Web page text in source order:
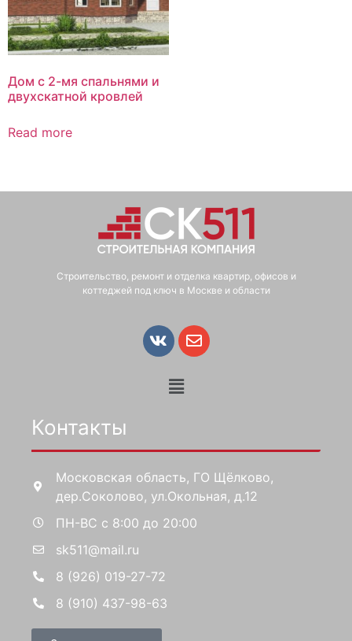
Дом с 2-мя спальнями и
двухскатной кровлей
Read more
Строительство, ремонт и отделка квартир, офисов и
коттеджей под ключ в Москве и области
Контакты
Московская область, ГО Щёлково,
дер.Соколово, ул.Окольная, д.12
ПН-ВС с 8:00 до 20:00
sk511@mail.ru
8 (926) 019-27-72
8 (910) 437-98-63